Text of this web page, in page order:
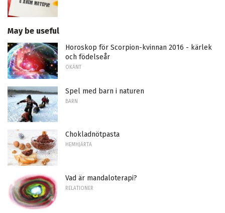
May be useful
Horoskop för Scorpion-kvinnan 2016 - kärlek
och födelseår
OKÄNT
Spel med barn i naturen
BARN
Chokladnötpasta
HEMHJÄRTA
Vad är mandaloterapi?
RELATIONER